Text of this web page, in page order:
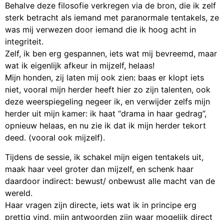
Behalve deze filosofie verkregen via de bron, die ik zelf
sterk betracht als iemand met paranormale tentakels, ze
was mij verwezen door iemand die ik hoog acht in
integriteit.
Zelf, ik ben erg gespannen, iets wat mij bevreemd, maar
wat ik eigenlijk afkeur in mijzelf, helaas!
Mijn honden, zij laten mij ook zien: baas er klopt iets
niet, vooral mijn herder heeft hier zo zijn talenten, ook
deze weerspiegeling negeer ik, en verwijder zelfs mijn
herder uit mijn kamer: ik haat “drama in haar gedrag”,
opnieuw helaas, en nu zie ik dat ik mijn herder tekort
deed. (vooral ook mijzelf).
Tijdens de sessie, ik schakel mijn eigen tentakels uit,
maak haar veel groter dan mijzelf, en schenk haar
daardoor indirect: bewust/ onbewust alle macht van de
wereld.
Haar vragen zijn directe, iets wat ik in principe erg
prettig vind, mijn antwoorden zijn waar mogelijk direct